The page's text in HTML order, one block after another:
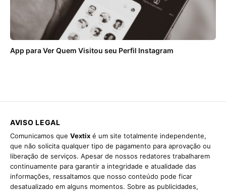
App para Ver Quem Visitou seu Perfil Instagram
AVISO LEGAL
Comunicamos que Vextix é um site totalmente independente,
que não solicita qualquer tipo de pagamento para aprovação ou
liberação de serviços. Apesar de nossos redatores trabalharem
continuamente para garantir a integridade e atualidade das
informações, ressaltamos que nosso conteúdo pode ficar
desatualizado em alguns momentos. Sobre as publicidades,